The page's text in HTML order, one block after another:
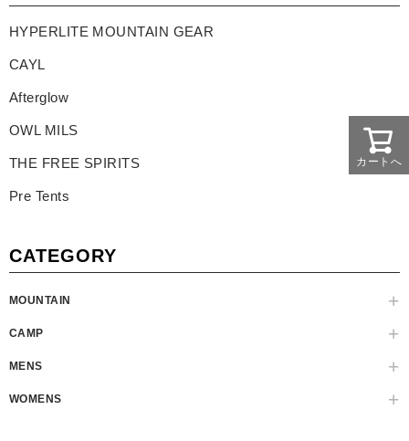
HYPERLITE MOUNTAIN GEAR
CAYL
Afterglow
OWL MILS
THE FREE SPIRITS
Pre Tents
CATEGORY
MOUNTAIN
CAMP
MENS
WOMENS
カートへ